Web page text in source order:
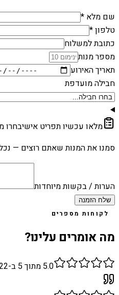
שם מלא *
טלפון *
כתובת למשלוח
מספר מנות
תאריך האירוע
חבילה מועדפת
מלאו עכשיו תפריט אישיבחרו
סמנו את המנות שאתם רוצים —
הערות / בקשות מיוחדות
שלח הזמנה
לקוחות מספרים
מה אומרים עלינו?
5.0 מתוך 5 ב-